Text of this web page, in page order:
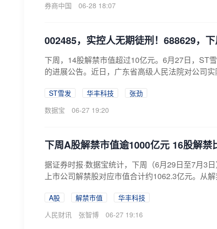
券商中国
06-28 18:07
002485，实控人无期徒刑！688629，
下周，14股解禁市值超过10亿元。6月27日，ST
的进展公告。近日，广东省高级人民法院对公司
ST雪发 华丰科技
张劲
数据宝
06-27 19:20
下周A股解禁市值逾1000亿元 16股解禁
据证券时报·数据宝统计，下周（6月29日至7月3
上市公司解禁股对应市值合计约1062.3亿元。从
A股 解禁市值
华丰科技
人民财讯
张智博 06-27 19:16